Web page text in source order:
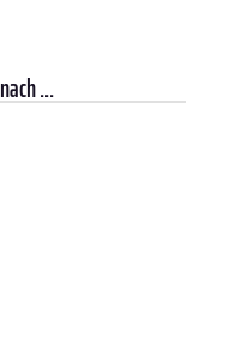
nach ...